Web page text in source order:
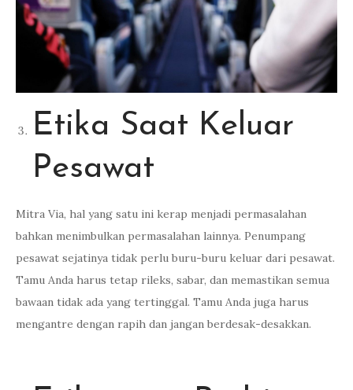
Etika Saat Keluar
Pesawat
Mitra Via, hal yang satu ini kerap menjadi permasalahan
bahkan menimbulkan permasalahan lainnya. Penumpang
pesawat sejatinya tidak perlu buru-buru keluar dari pesawat.
Tamu Anda harus tetap rileks, sabar, dan memastikan semua
bawaan tidak ada yang tertinggal. Tamu Anda juga harus
mengantre dengan rapih dan jangan berdesak-desakkan.